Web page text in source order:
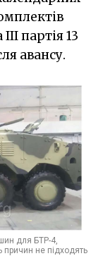
III партія 13
авансу.
для БТР-4,
причин не підходять